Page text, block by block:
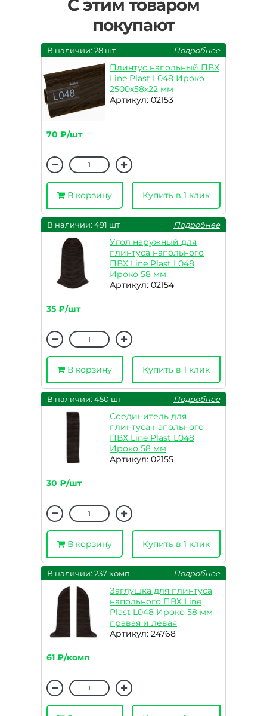
С этим товаром
покупают
В наличии: 28 шт Подробнее
Плинтус напольный ПВХ
Line Plast L048 Ироко
2500х58х22 мм
Артикул: 02153
70 ₽/шт
В корзину Купить в 1 клик
В наличии: 491 шт Подробнее
Угол наружный для
плинтуса напольного
ПВХ Line Plast L048
Ироко 58 мм
Артикул: 02154
35 ₽/шт
В корзину Купить в 1 клик
В наличии: 450 шт Подробнее
Соединитель для
плинтуса напольного
ПВХ Line Plast L048
Ироко 58 мм
Артикул: 02155
30 ₽/шт
В корзину Купить в 1 клик
В наличии: 237 комп Подробнее
Заглушка для плинтуса
напольного ПВХ Line
Plast L048 Ироко 58 мм
правая и левая
Артикул: 24768
61 ₽/комп